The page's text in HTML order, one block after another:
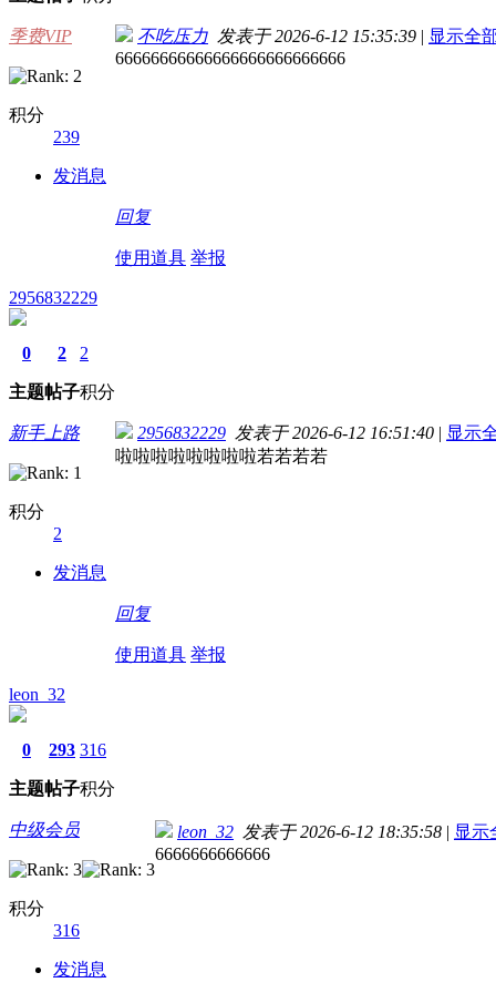
季费VIP
积分
239
发消息
不吃压力 发表于 2026-6-12 15:35:39 | 显示全
66666666666666666666666666
回复
使用道具 举报
2956832229
0
主题
2
帖子
2
积分
新手上路
积分
2
发消息
2956832229 发表于 2026-6-12 16:51:40 | 显示
啦啦啦啦啦啦啦啦若若若若
回复
使用道具 举报
leon_32
0
主题
293
帖子
316
积分
中级会员
积分
316
发消息
leon_32 发表于 2026-6-12 18:35:58 | 显示
6666666666666